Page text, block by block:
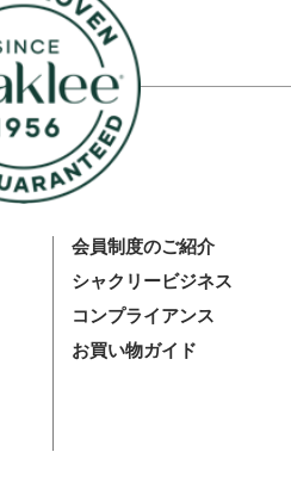
会員制度のご紹介
シャクリービジネス
コンプライアンス
お買い物ガイド